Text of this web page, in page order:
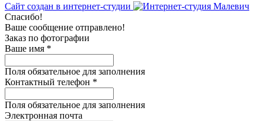
Сайт создан в интернет-студии
Спасибо!
Ваше сообщение отправлено!
Заказ по фотографии
Ваше имя *
Поля обязательное для заполнения
Контактный телефон *
Поля обязательное для заполнения
Электронная почта